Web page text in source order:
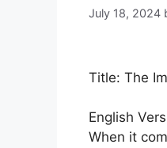
July 18, 2024
Title: The
English
When it